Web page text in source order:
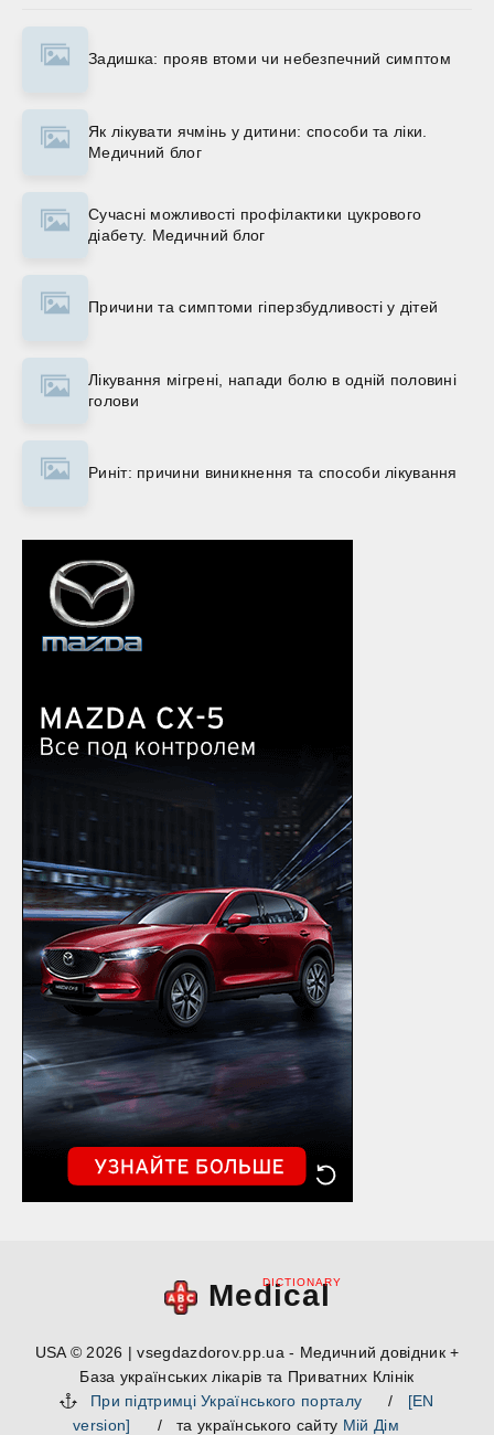
Задишка: прояв втоми чи небезпечний симптом
Як лікувати ячмінь у дитини: способи та ліки.
Медичний блог
Сучасні можливості профілактики цукрового
діабету. Медичний блог
Причини та симптоми гіперзбудливості у дітей
Лікування мігрені, напади болю в одній половині
голови
Риніт: причини виникнення та способи лікування
Medical
DICTIONARY
USA © 2026 | vsegdazdorov.pp.ua - Медичний довідник +
База українських лікарів та Приватних Клінік
При підтримці Українського порталу
/ [EN
version]
/ та українського сайту Мій Дім